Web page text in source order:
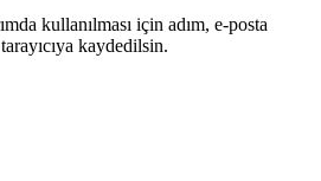
kullanılması için adım, e-posta
kaydedilsin.